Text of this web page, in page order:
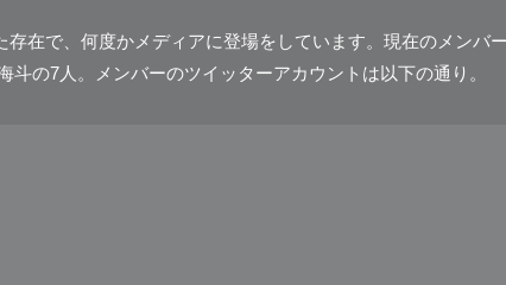
在で、何度かメディアに登場をしています。現在のメンバ
の7人。メンバーのツイッターアカウントは以下の通り。